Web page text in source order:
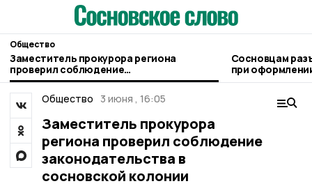
Общество
Заместитель прокурора региона
проверил соблюдение
законодательства в сосновской
колонии
Сосновцам
при
людьми
Общество
3 июня , 16:05
Заместитель прокурора
региона проверил соблюдение
законодательства в
сосновской колонии